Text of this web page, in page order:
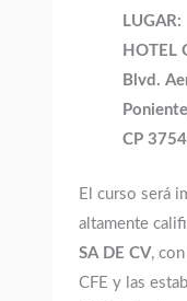
LUGAR:
HOTEL
Blvd.
CP
El curso será
altamente
SA DE CV,
CFE y las